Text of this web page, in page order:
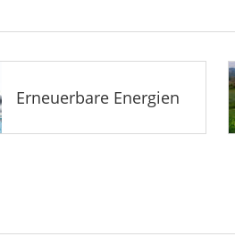
Erneuerbare Energien